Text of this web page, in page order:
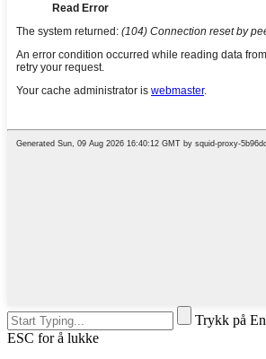
Trykk på
ESC for å lukke